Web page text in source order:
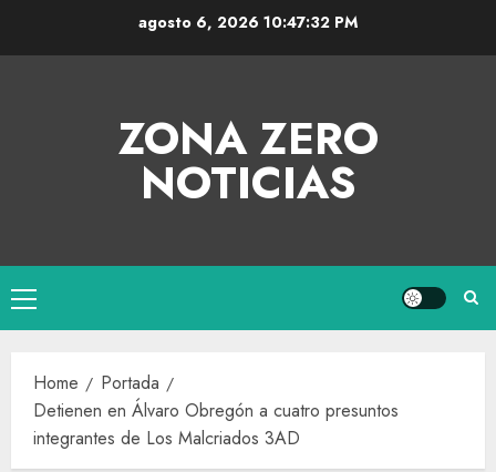
agosto 6, 2026 10:47:32 PM
ZONA ZERO
NOTICIAS
Home
Portada
Detienen en Álvaro Obregón a cuatro presuntos
integrantes de Los Malcriados 3AD